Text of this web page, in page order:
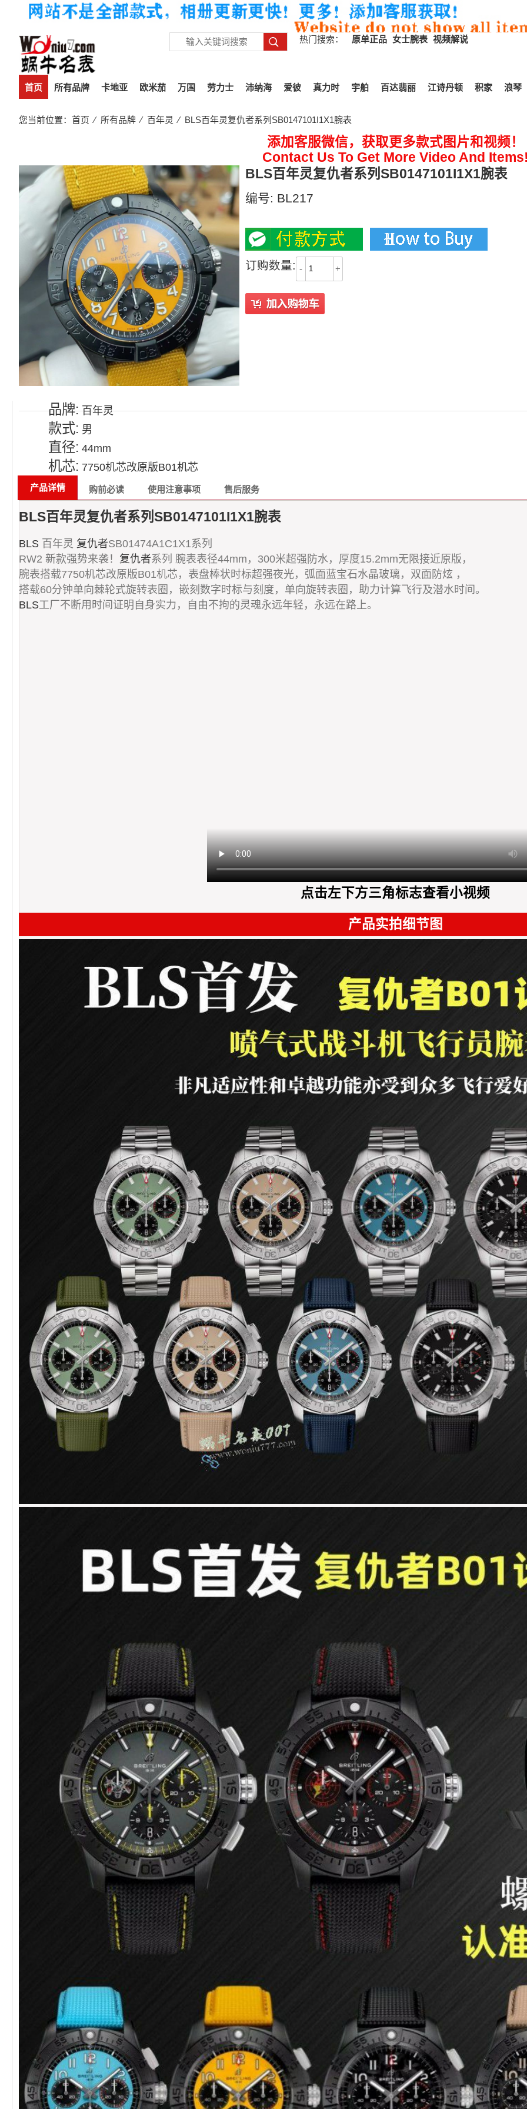
热门搜索： 原单正品 女士腕表 视频解说
首页 所有品牌 卡地亚 欧米茄 万国 劳力士 沛纳海 爱彼 真力时 宇舶 百达翡丽 江诗丹顿 积家 浪琴
您当前位置： 首页 ⁄ 所有品牌 ⁄ 百年灵 ⁄ BLS百年灵复仇者系列SB0147101I1X1腕表
添加客服微信，获取更多款式图片和视频！
Contact Us To Get More Video And
BLS百年灵复仇者系列SB0147101I1X1腕表
编号: BL217
订购数量: - +
品牌:百年灵
款式: 男
直径: 44mm
机芯: 7750机芯改原版B01机芯
产品详情 购前必读 使用注意事项 售后服务
BLS百年灵复仇者系列SB0147101I1X1腕表
BLS 百年灵 复仇者SB01474A1C1X1系列
RW2 新款强势来袭！ 复仇者系列 腕表表径44mm，300米超强防水，厚度15.2mm无限接近原版，
腕表搭载7750机芯改原版B01机芯，表盘棒状时标超强夜光，弧面蓝宝石水晶玻璃，双面防炫 ，
搭载60分钟单向棘轮式旋转表圈，嵌刻数字时标与刻度，单向旋转表圈，助力计算飞行及潜水时间。
BLS工厂不断用时间证明自身实力，自由不拘的灵魂永远年轻，永远在路上。
点击左下方三角标志查看小视频
产品实拍细节图